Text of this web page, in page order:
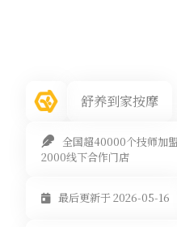
舒养到家按摩
全国超40000个技师加
2000线下合作门店
最后更新于 2026-05-16